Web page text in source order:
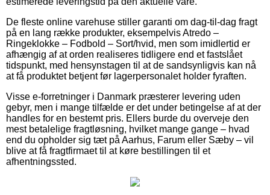
De fleste online varehuse stiller garanti om dag-til-dag fragt
på en lang række produkter, eksempelvis Atredo –
Ringeklokke – Fodbold – Sort/hvid, men som imidlertid er
afhængig af at orden realiseres tidligere end et fastslået
tidspunkt, med hensynstagen til at de sandsynligvis kan nå
at få produktet betjent før lagerpersonalet holder fyraften.
Visse e-forretninger i Danmark præsterer levering uden
gebyr, men i mange tilfælde er det under betingelse af at der
handles for en bestemt pris. Ellers burde du overveje den
mest betalelige fragtløsning, hvilket mange gange – hvad
end du opholder sig tæt på Aarhus, Farum eller Sæby – vil
blive at få fragtfirmaet til at køre bestillingen til et
afhentningssted.